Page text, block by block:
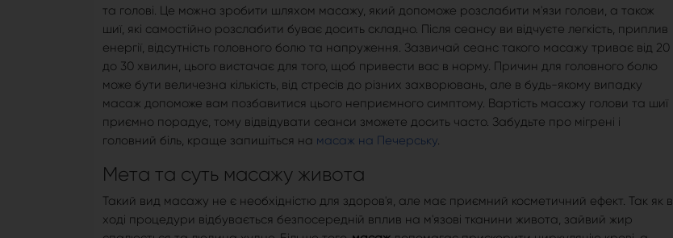
та голові. Це можна зробити шляхом масажу, який допоможе розслабити м'язи голови, а також
шиї, які самостійно розслабити буває досить складно. Після сеансу ви відчуєте легкість, приплив
енергії, відсутність головного болю та напруження. Зазвичай сеанс такого масажу триває від 20
до 30 хвилин, цього вистачає для того, щоб привести вас в норму. Причин для головного болю
може бути величезна кількість, від стресів до різних захворювань, але в будь-якому випадку
масаж допоможе вам позбавитися цього неприємного симптому. Вартість масажу голови та шиї
приємно порадує, тому відвідувати сеанси зможете досить часто. Забудьте про мігрені і
головний біль, краще запишіться на масаж на Печерську.
Мета та суть масажу живота
Такий вид масажу не є необхідністю для здоров'я, але має приємний косметичний ефект. Так як в
ході процедури відбувається безпосередній вплив на м'язові тканини живота, зайвий жир